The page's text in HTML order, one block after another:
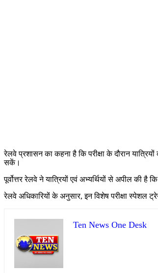
रेलवे प्रशासन का कहना है कि परीक्षा के दौरान
सकें।
पूर्वोत्तर रेलवे ने यात्रियों एवं अभ्यर्थियों से अपील
रेलवे अधिकारियों के अनुसार, इन विशेष परीक्षा स्पेशल
Ten News One Desk